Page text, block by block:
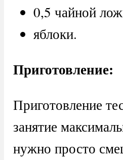
0,5 чайной
яблоки.
Приготовление:
Приготовление
занятие
нужно просто